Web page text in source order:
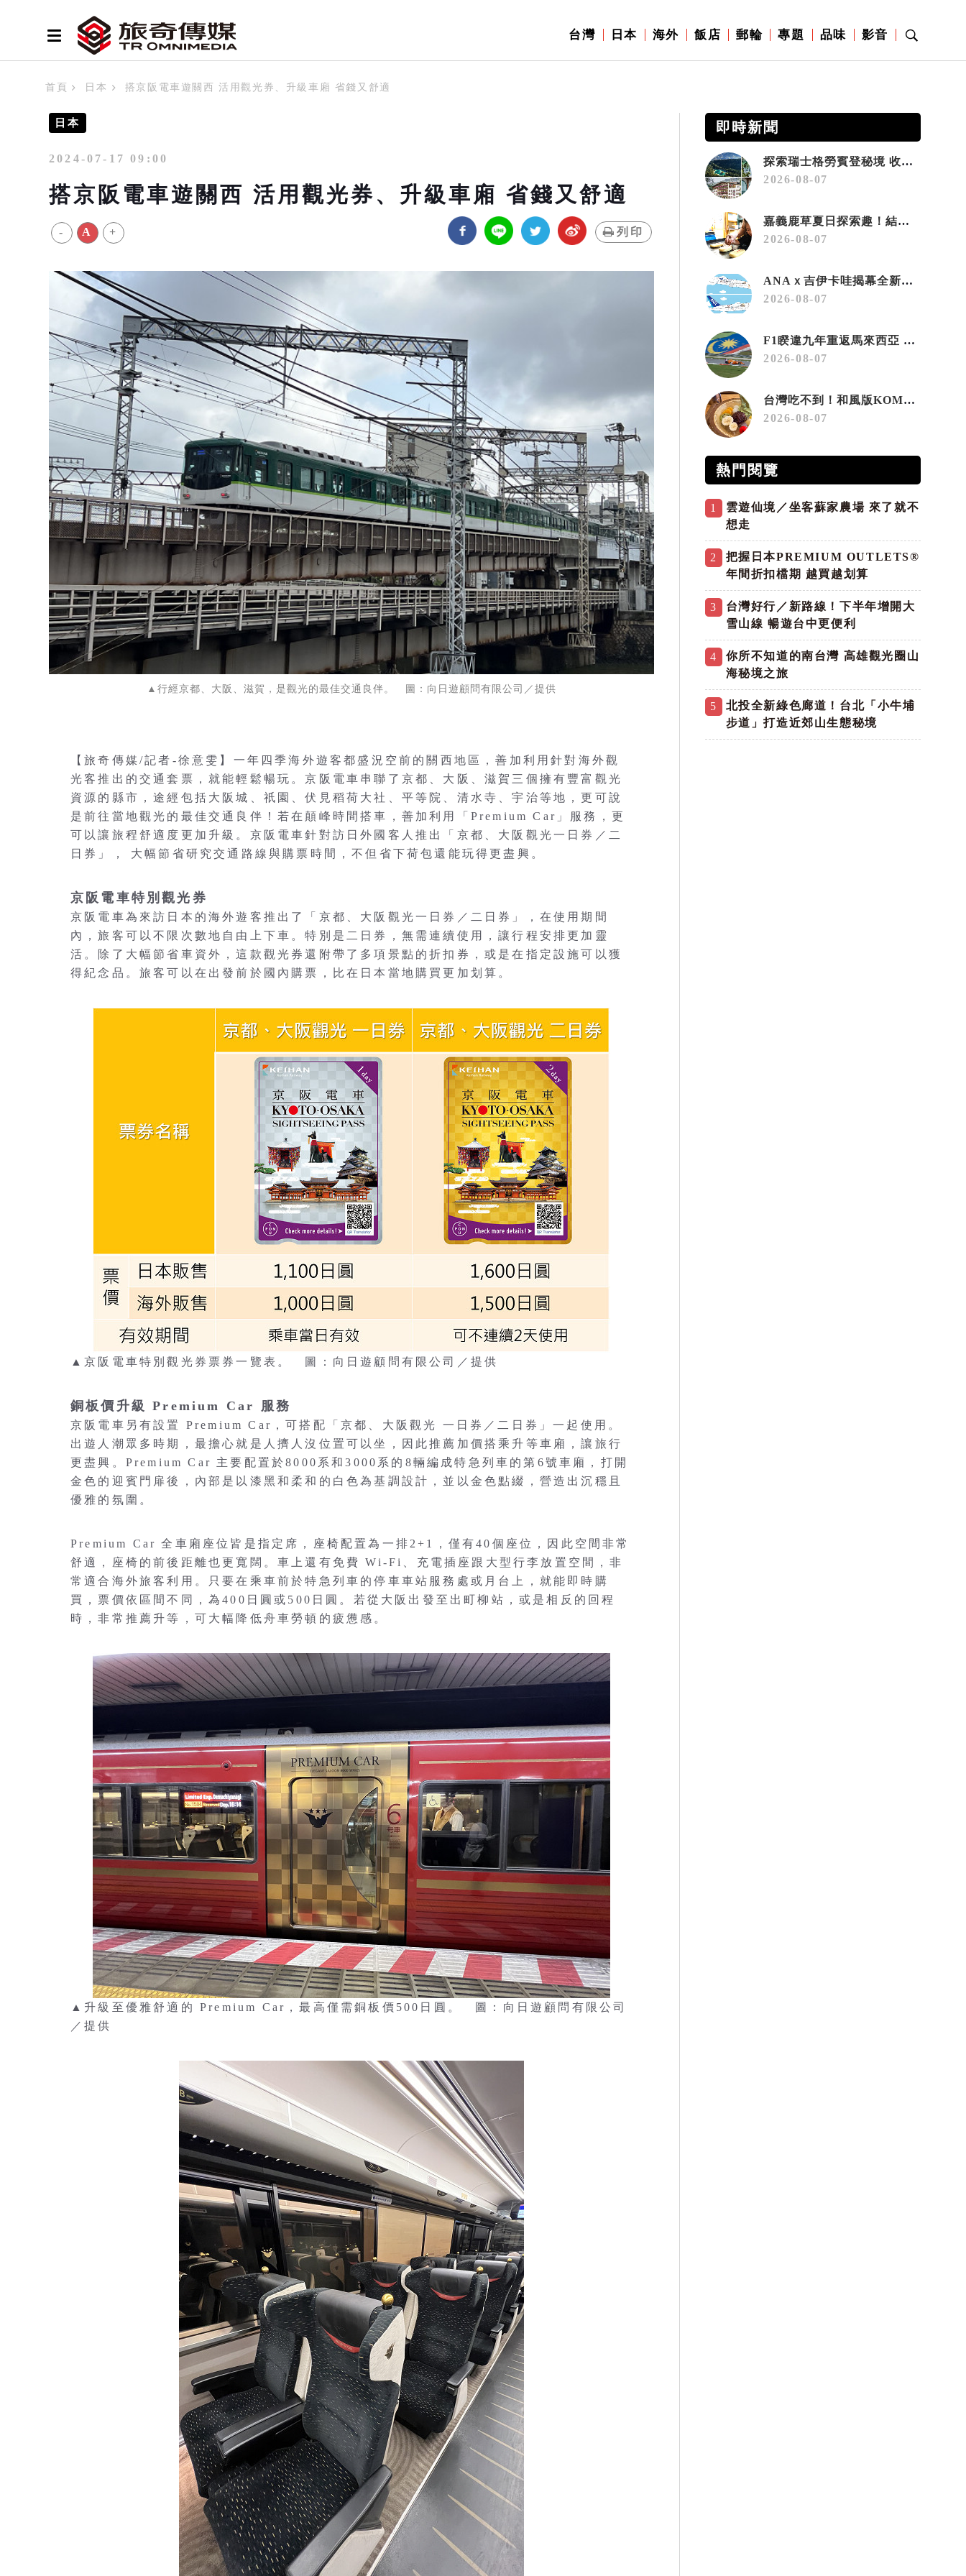
台灣 日本 海外 飯店 郵輪 專題 品味 影音
首頁 日本 搭京阪電車遊關西 活用觀光券、升級車廂 省錢又舒適
日本
2024-07-17 09:00
搭京阪電車遊關西 活用觀光券、升級車廂 省錢又舒適
- A + 列印
▲行經京都、大阪、滋賀，是觀光的最佳交通良伴。 圖：向日遊顧問有限公司／提供
【旅奇傳媒/記者-徐意雯】一年四季海外遊客都盛況空前的關西地區，善加利用針對海外觀
光客推出的交通套票，就能輕鬆暢玩。京阪電車串聯了京都、大阪、滋賀三個擁有豐富觀光
資源的縣市，途經包括大阪城、祇園、伏見稻荷大社、平等院、清水寺、宇治等地，更可說
是前往當地觀光的最佳交通良伴！若在顛峰時間搭車，善加利用「Premium Car」服務，更
可以讓旅程舒適度更加升級。京阪電車針對訪日外國客人推出「京都、大阪觀光一日券／二
日券」， 大幅節省研究交通路線與購票時間，不但省下荷包還能玩得更盡興。
京阪電車特別觀光券
京阪電車為來訪日本的海外遊客推出了「京都、大阪觀光一日券／二日券」，在使用期間
內，旅客可以不限次數地自由上下車。特別是二日券，無需連續使用，讓行程安排更加靈
活。除了大幅節省車資外，這款觀光券還附帶了多項景點的折扣券，或是在指定設施可以獲
得紀念品。旅客可以在出發前於國內購票，比在日本當地購買更加划算。
▲京阪電車特別觀光券票券一覽表。 圖：向日遊顧問有限公司／提供
銅板價升級 Premium Car 服務
京阪電車另有設置 Premium Car，可搭配「京都、大阪觀光 一日券／二日券」一起使用。
出遊人潮眾多時期，最擔心就是人擠人沒位置可以坐，因此推薦加價搭乘升等車廂，讓旅行
更盡興。Premium Car 主要配置於8000系和3000系的8輛編成特急列車的第6號車廂，打開
金色的迎賓門扉後，內部是以漆黑和柔和的白色為基調設計，並以金色點綴，營造出沉穩且
優雅的氛圍。
Premium Car 全車廂座位皆是指定席，座椅配置為一排2+1，僅有40個座位，因此空間非常
舒適，座椅的前後距離也更寬闊。車上還有免費 Wi-Fi、充電插座跟大型行李放置空間，非
常適合海外旅客利用。只要在乘車前於特急列車的停車車站服務處或月台上，就能即時購
買，票價依區間不同，為400日圓或500日圓。若從大阪出發至出町柳站，或是相反的回程
時，非常推薦升等，可大幅降低舟車勞頓的疲憊感。
▲升級至優雅舒適的 Premium Car，最高僅需銅板價500日圓。 圖：向日遊顧問有限公司
／提供
即時新聞
探索瑞士格勞賓登秘境 收藏六種阿爾卑斯夏日療癒之旅
2026-08-07
嘉義鹿草夏日探索趣！結合科學、農場與自然的親子小旅行
2026-08-07
ANAｘ吉伊卡哇揭幕全新彩繪機「Chiikawa JET」
2026-08-07
F1睽違九年重返馬來西亞 三大國際賽事打造10月運動旅遊熱潮 賽車、自行車、路跑同週登場
2026-08-07
台灣吃不到！和風版KOMEDA咖啡讓你吃遍名古屋在地美食
2026-08-07
熱門閱覽
1
雲遊仙境／坐客蘇家農場 來了就不
想走
2
把握日本PREMIUM OUTLETS®
年間折扣檔期 越買越划算
3
台灣好行／新路線！下半年增開大
雪山線 暢遊台中更便利
4
你所不知道的南台灣 高雄觀光圈山
海秘境之旅
5
北投全新綠色廊道！台北「小牛埔
步道」打造近郊山生態秘境